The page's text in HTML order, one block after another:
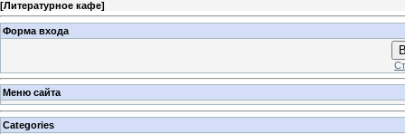
[Литературное кафе]
Форма входа
Меню сайта
Categories